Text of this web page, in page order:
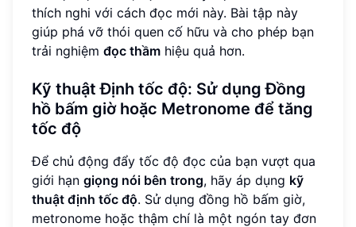
thích nghi với cách đọc mới này. Bài tập này
giúp phá vỡ thói quen cố hữu và cho phép bạn
trải nghiệm đọc thầm hiệu quả hơn.
Kỹ thuật Định tốc độ: Sử dụng Đồng
hồ bấm giờ hoặc Metronome để tăng
tốc độ
Để chủ động đẩy tốc độ đọc của bạn vượt qua
giới hạn giọng nói bên trong, hãy áp dụng kỹ
thuật định tốc độ. Sử dụng đồng hồ bấm giờ,
metronome hoặc thậm chí là một ngón tay đơn